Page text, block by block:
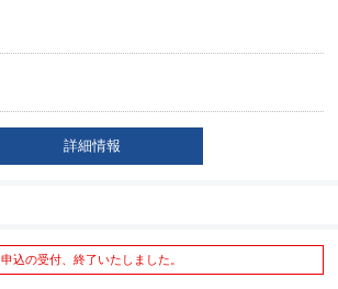
詳細情報
申込の受付、終了いたしました。